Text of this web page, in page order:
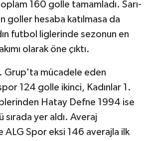
160 golle tamamladı. Sarı-
goller hesaba katılmasa da
futbol liglerinde sezonun en
olarak öne çıktı.
Grup'ta mücadele eden
124 golle ikinci, Kadınlar 1.
Hatay Defne 1994 ise
sırada yer aldı. Averaj
ALG Spor eksi 146 averajla ilk